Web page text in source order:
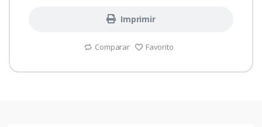
Imprimir
Comparar Favorito